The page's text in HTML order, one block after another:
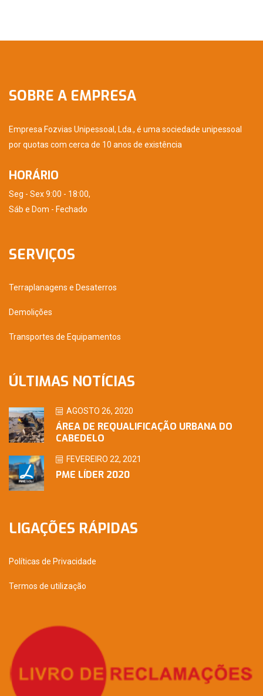
SOBRE A EMPRESA
Empresa Fozvias Unipessoal, Lda., é uma sociedade unipessoal
por quotas com cerca de 10 anos de existência
HORÁRIO
Seg - Sex 9:00 - 18:00,
Sáb e Dom - Fechado
SERVIÇOS
Terraplanagens e Desaterros
Demolições
Transportes de Equipamentos
ÚLTIMAS NOTÍCIAS
AGOSTO 26, 2020
ÁREA DE REQUALIFICAÇÃO URBANA DO
CABEDELO
FEVEREIRO 22, 2021
PME LÍDER 2020
LIGAÇÕES RÁPIDAS
Políticas de Privacidade
Termos de utilização